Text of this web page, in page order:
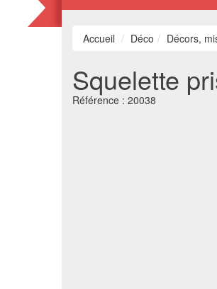
Accueil Déco Décors,
Squelette
Référence : 20038